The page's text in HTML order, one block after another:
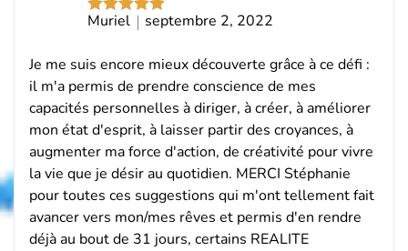
Acheteur
vérifiéNote5sur
Muriel
septembre 2, 2022
Je me suis encore mieux découverte grâce à ce défi :
il m'a permis de prendre conscience de mes
capacités personnelles à diriger, à créer, à améliorer
mon état d'esprit, à laisser partir des croyances, à
augmenter ma force d'action, de créativité pour vivre
la vie que je désir au quotidien. MERCI Stéphanie
pour toutes ces suggestions qui m'ont tellement fait
avancer vers mon/mes rêves et permis d'en rendre
déjà au bout de 31 jours, certains REALITE